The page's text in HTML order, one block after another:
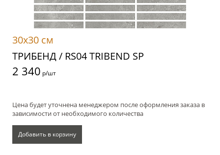
30x30 см
ТРИБЕНД / RS04 TRIBEND SP
2 340 р/шт
Цена будет уточнена менеджером после оформления заказа в
зависимости от необходимого количества
Добавить в корзину